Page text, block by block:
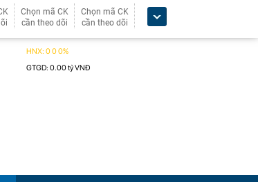
Chọn mã CK
cần theo dõi
Chọn mã CK
cần theo dõi